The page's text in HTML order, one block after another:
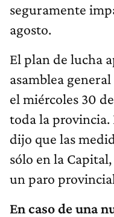
seguramente
agosto.
El plan de lucha
asamblea
el miércoles 30
toda la provincia.
dijo que las
sólo en la
un paro
En caso de una